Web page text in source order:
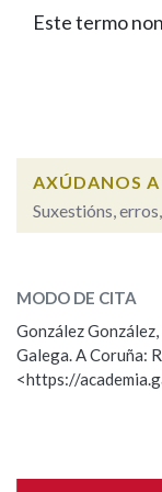
Facebook
TwitterYoutube
BUSCAR NOS
Remata por
BUSCAR NO
Nas definicións
Este termo
AXÚDANOS
Suxestións,
Observación
Nome
MODO DE CITA
González
Galega. A Coruña:
<https://